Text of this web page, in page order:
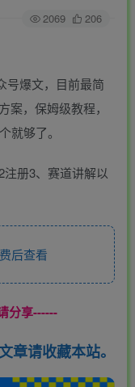
2069 206
号爆文，目前最简
案，保姆级教程，
就够了。
注册3、赛道讲解以
后查看
分享------
章请收藏本站。